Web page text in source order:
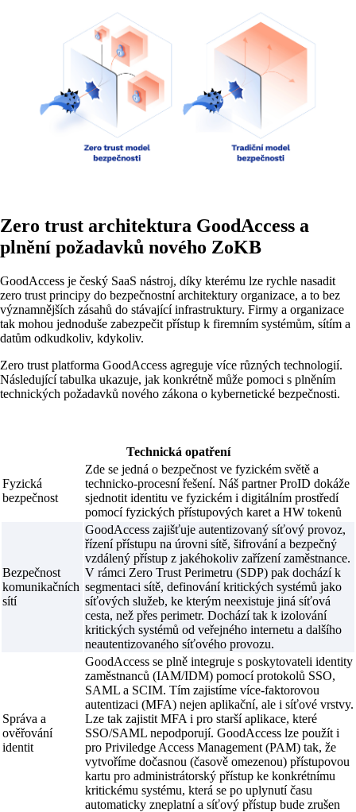
Zero trust architektura GoodAccess a
plnění požadavků nového ZoKB
GoodAccess je český SaaS nástroj, díky kterému lze rychle nasadit
zero trust principy do bezpečnostní architektury organizace, a to bez
významnějších zásahů do stávající infrastruktury. Firmy a organizace
tak mohou jednoduše zabezpečit přístup k firemním systémům, sítím a
datům odkudkoliv, kdykoliv.
Zero trust platforma GoodAccess agreguje více různých technologií.
Následující tabulka ukazuje, jak konkrétně může pomoci s plněním
technických požadavků nového zákona o kybernetické bezpečnosti.
Technická opatření
Fyzická
bezpečnost
Zde se jedná o bezpečnost ve fyzickém světě a
technicko-procesní řešení. Náš partner ProID dokáže
sjednotit identitu ve fyzickém i digitálním prostředí
pomocí fyzických přístupových karet a HW tokenů
Bezpečnost
komunikačních
sítí
GoodAccess zajišťuje autentizovaný síťový provoz,
řízení přístupu na úrovni sítě, šifrování a bezpečný
vzdálený přístup z jakéhokoliv zařízení zaměstnance.
V rámci Zero Trust Perimetru (SDP) pak dochází k
segmentaci sítě, definování kritických systémů jako
síťových služeb, ke kterým neexistuje jiná síťová
cesta, než přes perimetr. Dochází tak k izolování
kritických systémů od veřejného internetu a dalšího
neautentizovaného síťového provozu.
Správa a
ověřování
identit
GoodAccess se plně integruje s poskytovateli identity
zaměstnanců (IAM/IDM) pomocí protokolů SSO,
SAML a SCIM. Tím zajistíme více-faktorovou
autentizaci (MFA) nejen aplikační, ale i síťové vrstvy.
Lze tak zajistit MFA i pro starší aplikace, které
SSO/SAML nepodporují. GoodAccess lze použít i
pro Priviledge Access Management (PAM) tak, že
vytvoříme dočasnou (časově omezenou) přístupovou
kartu pro administrátorský přístup ke konkrétnímu
kritickému systému, která se po uplynutí času
automaticky zneplatní a síťový přístup bude zrušen